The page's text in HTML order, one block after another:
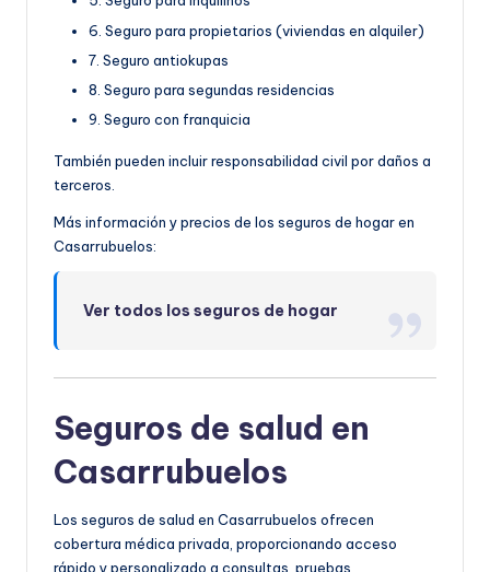
6. Seguro para propietarios (viviendas en alquiler)
7. Seguro antiokupas
8. Seguro para segundas residencias
9. Seguro con franquicia
También pueden incluir responsabilidad civil por daños a
terceros.
Más información y precios de los seguros de hogar en
Casarrubuelos:
Ver todos los seguros de hogar
Seguros de salud en
Casarrubuelos
Los seguros de salud en Casarrubuelos ofrecen
cobertura médica privada, proporcionando acceso
rápido y personalizado a consultas, pruebas